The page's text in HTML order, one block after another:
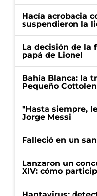
Hacía acrobacia
suspendieron la
La decisión de la
papá de Lionel
Bahía Blanca: la
Pequeño
"Hasta siempre,
Jorge Messi
Falleció en un
Lanzaron un
XIV: cómo